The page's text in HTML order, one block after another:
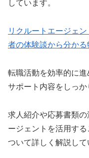
しています。
リクルートエージェ
者の体験談から分かる
転職活動を効率的に
サポート内容をしっか
求人紹介や応募書類
ージェントを活用す
ついて詳しく解説して